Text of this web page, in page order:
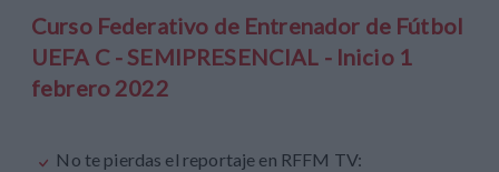
Curso Federativo de Entrenador de Fútbol
UEFA C - SEMIPRESENCIAL - Inicio 1
febrero 2022
No te pierdas el reportaje en RFFM TV: